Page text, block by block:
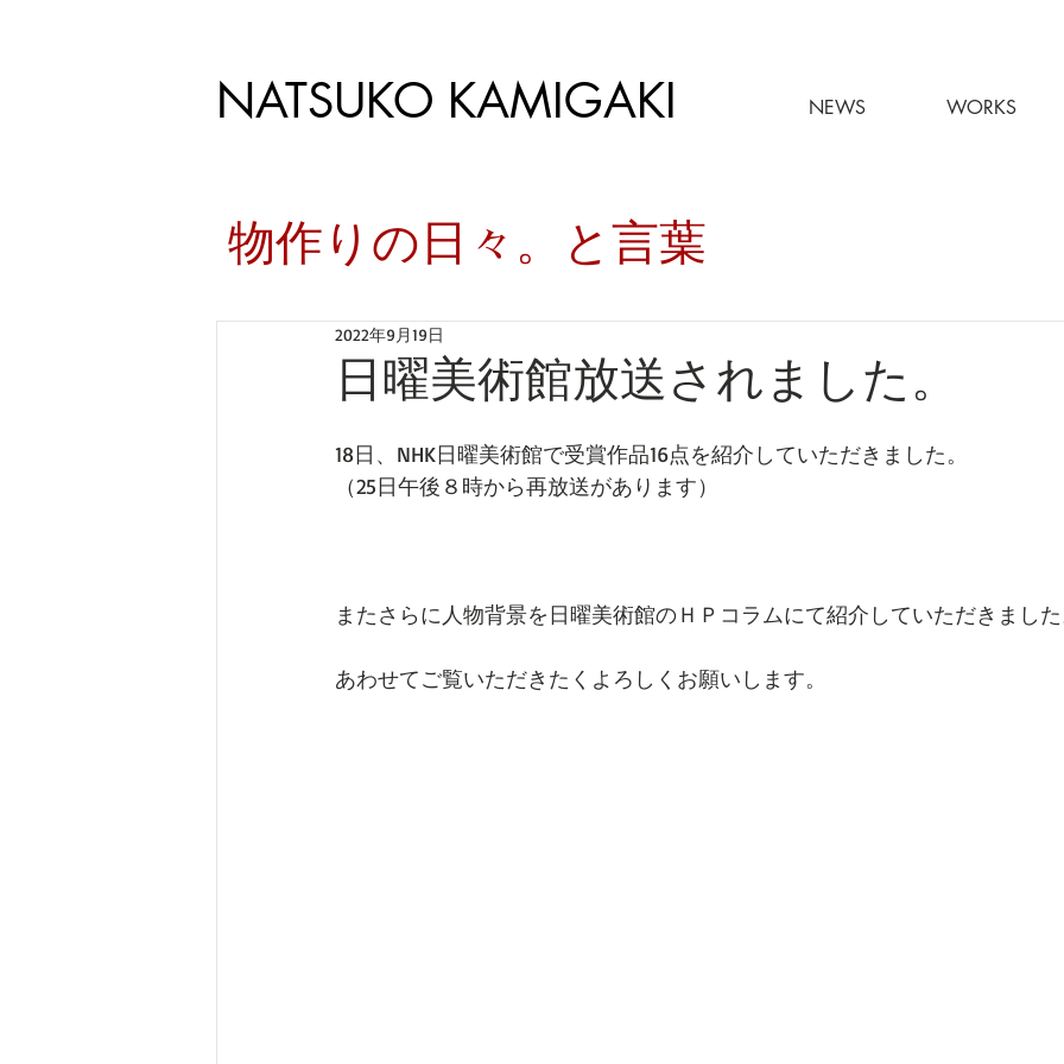
NATSUKO KAMIGAKI NEWS WORKS
​物作りの日々。と言葉
日曜美術館放送されました。
2022年9月19日
18日、NHK日曜美術館で受賞作品16点を紹介していただきました。
（25日午後８時から再放送があります）
またさらに人物背景を日曜美術館のＨＰコラムにて紹介していただきまし
あわせてご覧いただきたくよろしくお願いします。